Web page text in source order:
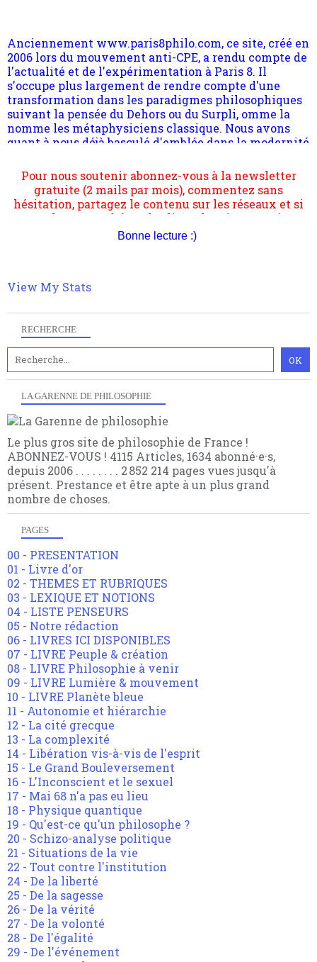
RECHERCHE
LA GARENNE DE PHILOSOPHIE
Le plus gros site de philosophie de France !
ABONNEZ-VOUS ! 4115 Articles, 1634 abonné·e·s,
depuis 2006 . . . . . . . . 2 852 214 pages vues jusqu'à
présent. Prestance et être apte à un plus grand
nombre de choses.
PAGES
00 - PRESENTATION
01 - Livre d'or
02 - THEMES ET RUBRIQUES
03 - LEXIQUE ET NOTIONS
04 - LISTE PENSEURS
05 - Notre rédaction
06 - LIVRES ICI DISPONIBLES
07 - LIVRE Peuple & création
08 - LIVRE Philosophie à venir
09 - LIVRE Lumière & mouvement
10 - LIVRE Planète bleue
11 - Autonomie et hiérarchie
12 - La cité grecque
13 - La complexité
14 - Libération vis-à-vis de l'esprit
15 - Le Grand Bouleversement
16 - L'Inconscient et le sexuel
17 - Mai 68 n'a pas eu lieu
18 - Physique quantique
19 - Qu'est-ce qu'un philosophe ?
20 - Schizo-analyse politique
21 - Situations de la vie
22 - Tout contre l'institution
24 - De la liberté
25 - De la sagesse
26 - De la vérité
27 - De la volonté
28 - De l'égalité
29 - De l'événement
s'occupe plus largement de rendre compte d'une
transformation dans les paradigmes philosophiques
suivant la pensée du Dehors ou du Surpli, omme la
nomme les métaphysiciens classique. Nous avons
quant à nous déjà basculé d'emblée dans la modernité
quantique, résolvant la plupart des impasses
philosophique du WWe siècle. Cette pensée hors
contrat est la marque d'une complexité, riche de
choses.
Pour nous soutenir abonnez-vous à la newsletter
gratuite (2 mails par mois), commentez sans
vous le pouvez faîtes des liens depuis votre site.
Bonne lecture :)
View My Stats